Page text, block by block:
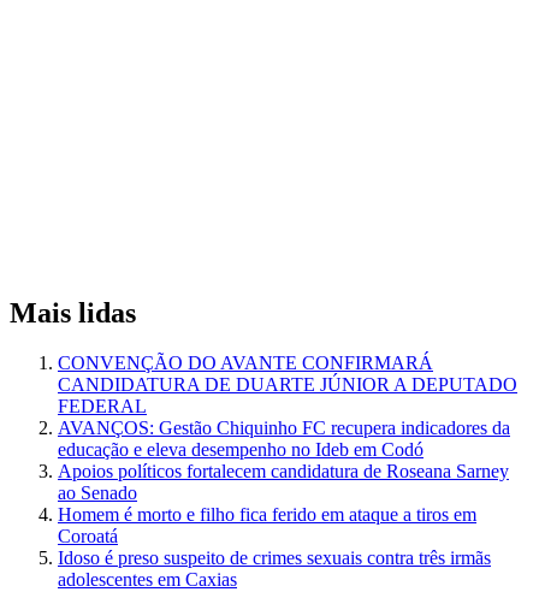
Mais lidas
CONVENÇÃO DO AVANTE CONFIRMARÁ
CANDIDATURA DE DUARTE JÚNIOR A DEPUTADO
FEDERAL
AVANÇOS: Gestão Chiquinho FC recupera indicadores da
educação e eleva desempenho no Ideb em Codó
Apoios políticos fortalecem candidatura de Roseana Sarney
ao Senado
Homem é morto e filho fica ferido em ataque a tiros em
Coroatá
Idoso é preso suspeito de crimes sexuais contra três irmãs
adolescentes em Caxias